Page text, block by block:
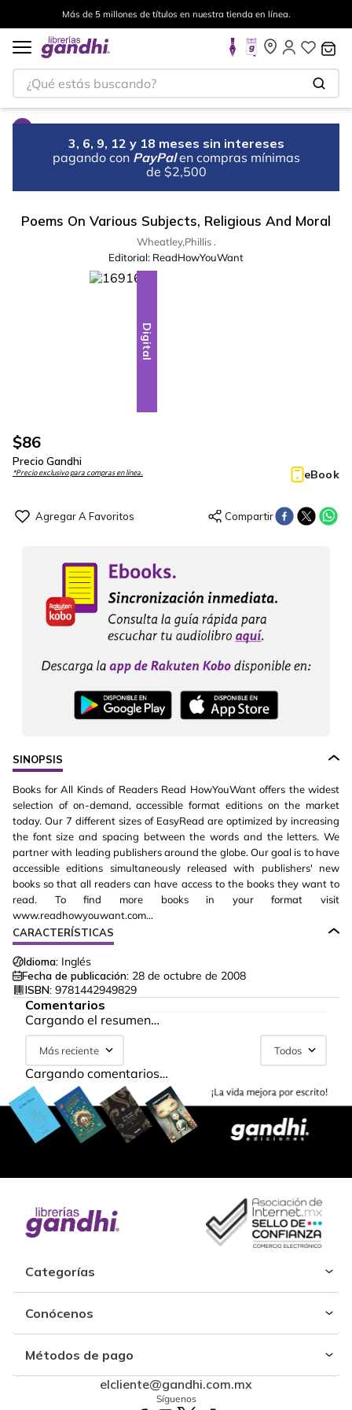
Más de 5 millones de títulos en nuestra tienda en línea.
¿Qué estás buscando?
3, 6, 9, 12 y 18 meses sin intereses
pagando con PayPal en compras mínimas
de $2,500
Poems On Various Subjects, Religious And Moral
Wheatley,Phillis .
Editorial: ReadHowYouWant
Digital
$86
Precio Gandhi
*Precio exclusivo para compras en línea. eBook
SINOPSIS
Books for All Kinds of Readers Read HowYouWant offers the widest
selection of on-demand, accessible format editions on the market
today. Our 7 different sizes of EasyRead are optimized by increasing
the font size and spacing between the words and the letters. We
partner with leading publishers around the globe. Our goal is to have
accessible editions simultaneously released with publishers' new
books so that all readers can have access to the books they want to
read. To find more books in your format visit
www.readhowyouwant.com...
CARACTERÍSTICAS
Idioma: Inglés
Fecha de publicación: 28 de octubre de 2008
ISBN: 9781442949829
Comentarios
Cargando el resumen…
Más reciente Todos
Cargando comentarios…
Categorías
Conócenos
Métodos de pago
elcliente@gandhi.com.mx
Síguenos